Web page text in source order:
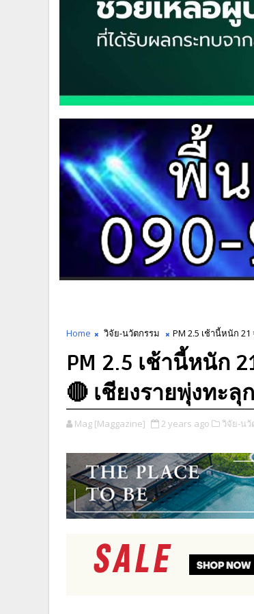
Home วิจัย-นวัตกรรม PM 2.5 เช้านี้หนัก
PM 2.5 เช้านี้หนัก
🔴 เชียงรายพุ่งทะลุ
Mag [Maggazine] 2 years ago วิจัย-นวั